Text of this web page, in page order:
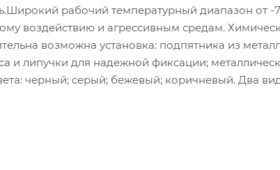
рабочий температурный диапазон от -
воздействию и агрессивным средам.
возможна установка: подпятника из
и липучки для надежной фиксации;
черный; серый; бежевый; коричневый. Два